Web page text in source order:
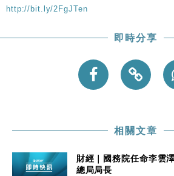
http://bit.ly/2FgJTen
即時分享
相關文章
財經｜國務院任命李雲
總局局長